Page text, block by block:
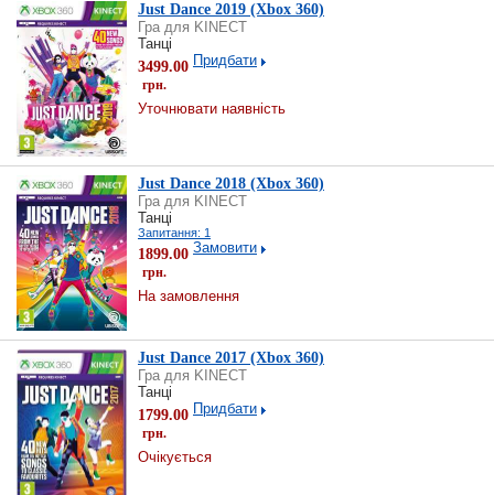
Just Dance 2019 (Xbox 360)
Гра для KINECT
Танці
3499.00
грн.
Придбати
Уточнювати наявність
Just Dance 2018 (Xbox 360)
Гра для KINECT
Танці
Запитання: 1
1899.00
грн.
Замовити
На замовлення
Just Dance 2017 (Xbox 360)
Гра для KINECT
Танці
1799.00
грн.
Придбати
Очікується